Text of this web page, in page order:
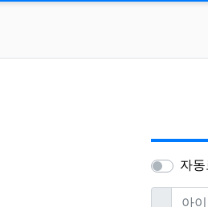
자
아이디필